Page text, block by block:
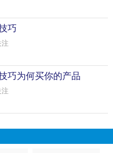
6000元钱，老掉牙的套路，
。钱茜向法院起诉，翟翟没
账记截图，截图上显示收款
，无法和被告的真实身份联
不能定案。比较终法官以证
。
借条得当面给，别顾
打借条，留个借款的聊天
？微信转账怎么撤回技
巧
巧为何买你的产品